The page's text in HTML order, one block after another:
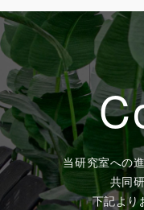
当研究室への
共同
下記より